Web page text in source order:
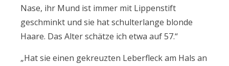
Nase, ihr Mund ist immer mit Lippenstift
geschminkt und sie hat schulterlange blonde
Haare. Das Alter schätze ich etwa auf 57.“
„Hat sie einen gekreuzten Leberfleck am Hals an